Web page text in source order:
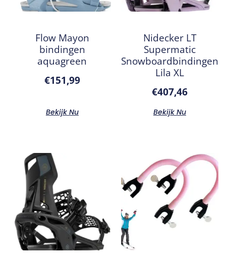
Flow Mayon
bindingen
aquagreen
€151,99
Bekijk Nu
Nidecker LT
Supermatic
Snowboardbindingen
Lila XL
€407,46
Bekijk Nu